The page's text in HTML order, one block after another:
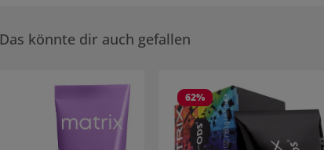
Das könnte dir auch gefallen
62%